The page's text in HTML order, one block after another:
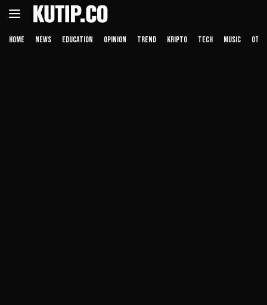
Langsung
HOME NEWS EDUCATION OPINION TREND KRIPTO TECH MUSIC